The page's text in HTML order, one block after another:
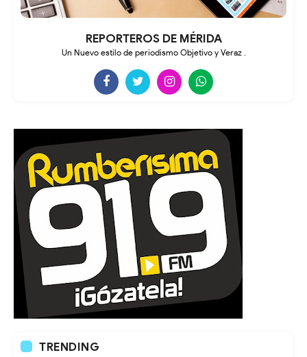
REPORTEROS DE MÉRIDA
Un Nuevo estilo de periodismo Objetivo y Veraz .
TRENDING